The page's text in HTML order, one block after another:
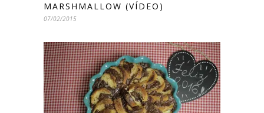
MARSHMALLOW (VÍDEO)
07/02/2015